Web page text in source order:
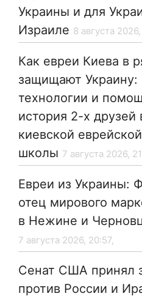
Украины и для
Израиле 8 августа
Как евреи Киева в
защищают Украину:
технологии и
история 2-х друзей
киевской
школы 7 августа 2026,
Евреи из Украины:
отец мирового
в Нежине и
7 августа 2026, 20:57,
Сенат США принял
против России и